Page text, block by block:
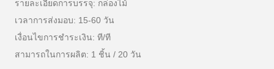
รายละเอียดการบรรจุ: กล่องไม้
เวลาการส่งมอบ: 15-60 วัน
เงื่อนไขการชำระเงิน: ที/ที
สามารถในการผลิต: 1 ชิ้น / 20 วัน